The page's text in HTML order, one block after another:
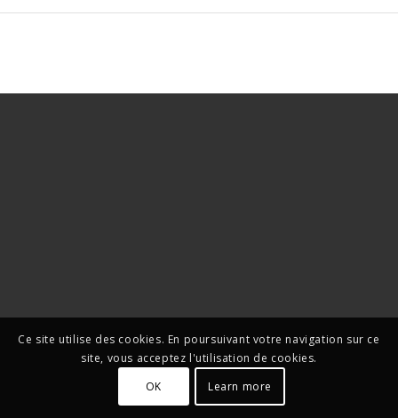
Ce site utilise des cookies. En poursuivant votre navigation sur ce
site, vous acceptez l'utilisation de cookies.
OK
Learn more